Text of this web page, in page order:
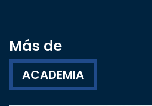
Más de
ACADEMIA